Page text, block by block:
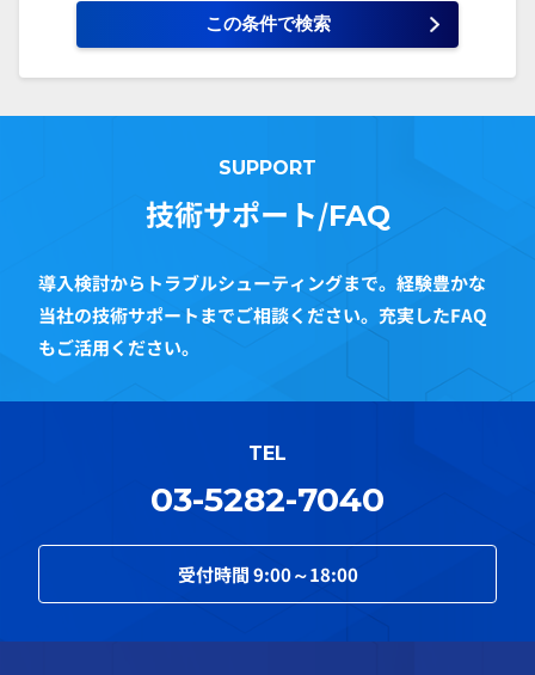
SUPPORT
技術サポート/FAQ
導入検討からトラブルシューティングまで。経験豊かな
当社の技術サポートまでご相談ください。充実したFAQ
もご活用ください。
TEL
03-5282-7040
受付時間9:00～18:00